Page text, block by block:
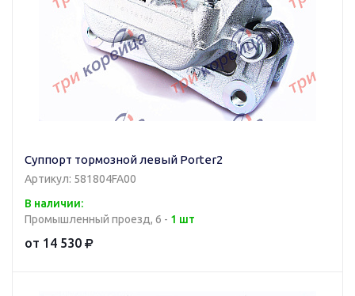
Суппорт тормозной левый Porter2
Артикул: 581804FA00
В наличии:
Промышленный проезд, 6 - 1 шт
от 14 530